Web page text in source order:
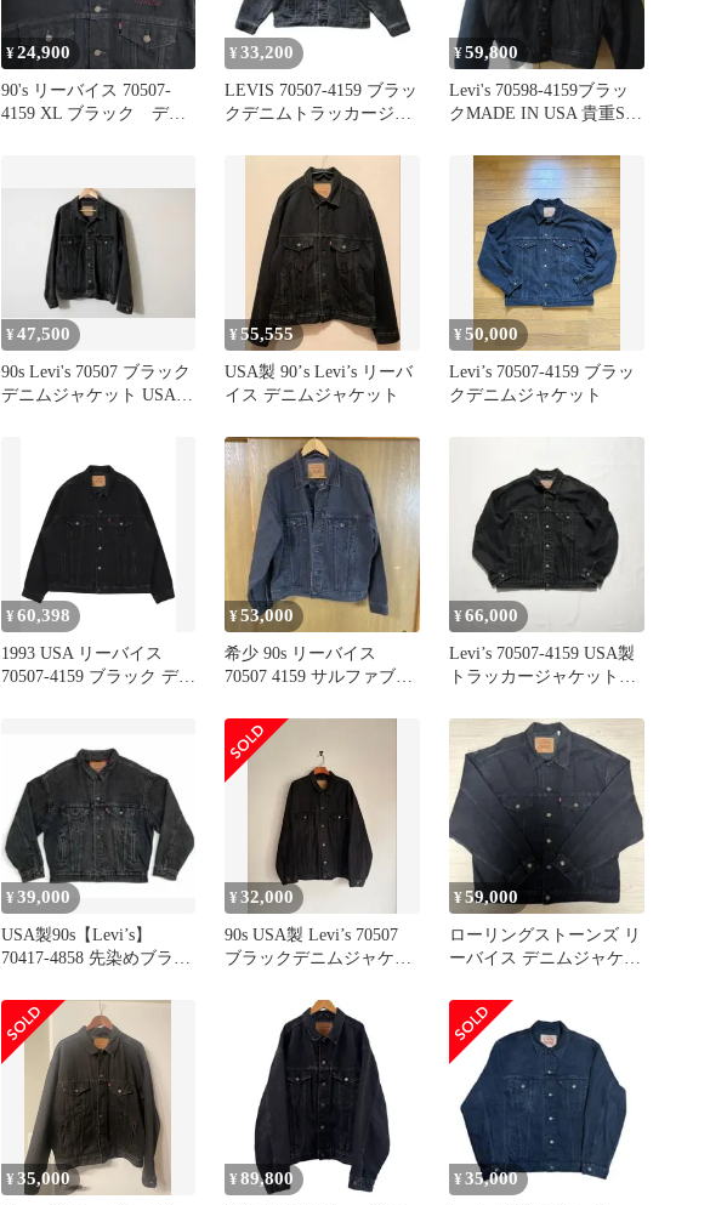
¥24,900
90's リーバイス 70507-
4159 XL ブラック デニ
¥ 33,200
LEVIS 70507-4159 ブラッ
クデニムトラッカージャ
¥59,800
Levi's 70598-4159ブラッ
クMADE IN USA 貴重Sサ
¥47,500
90s Levi's 70507 ブラック
デニムジャケット USA製
¥55,555
USA製 90’s Levi’s リーバ
イス デニムジャケット
¥50,000
Levi’s 70507-4159 ブラッ
クデニムジャケット
¥60,398
1993 USA リーバイス
70507-4159 ブラック デニ
¥53,000
希少 90s リーバイス
70507 4159 サルファブラ
¥66,000
Levi’s 70507-4159 USA製
トラッカージャケット
¥39,000
USA製90s【Levi’s】
70417-4858 先染めブラッ
¥32,000
90s USA製 Levi’s 70507
ブラックデニムジャケッ
¥59,000
ローリングストーンズ リ
ーバイス デニムジャケッ
¥35,000 ¥ 89,800 ¥ 35,000